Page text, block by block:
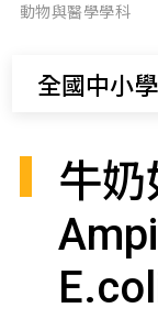
動物與醫學學科
全國中小
牛